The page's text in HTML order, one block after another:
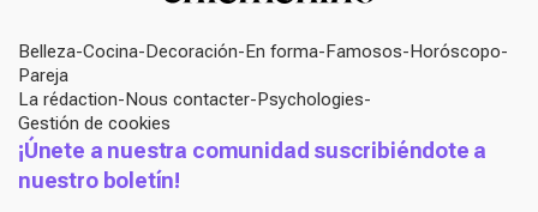
Belleza Cocina Decoración En forma Famosos Horóscopo
Pareja
La rédaction Nous contacter Psychologies
Gestión de cookies
¡Únete a nuestra comunidad suscribiéndote a
nuestro boletín!